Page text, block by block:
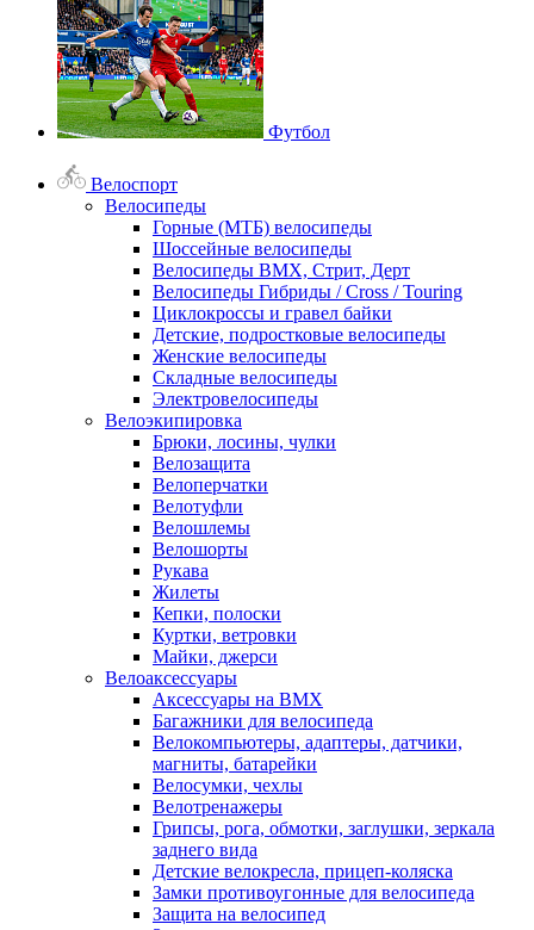
Футбол
Велоспорт
Велосипеды
Горные (МТБ) велосипеды
Шоссейные велосипеды
Велосипеды BMX, Стрит, Дерт
Велосипеды Гибриды / Cross / Touring
Циклокроссы и гравел байки
Детские, подростковые велосипеды
Женские велосипеды
Складные велосипеды
Электровелосипеды
Велоэкипировка
Брюки, лосины, чулки
Велозащита
Велоперчатки
Велотуфли
Велошлемы
Велошорты
Рукава
Жилеты
Кепки, полоски
Куртки, ветровки
Майки, джерси
Велоаксессуары
Аксессуары на BMX
Багажники для велосипеда
Велокомпьютеры, адаптеры, датчики,
магниты, батарейки
Велосумки, чехлы
Велотренажеры
Грипсы, рога, обмотки, заглушки, зеркала
заднего вида
Детские велокресла, прицеп-коляска
Замки противоугонные для велосипеда
Защита на велосипед